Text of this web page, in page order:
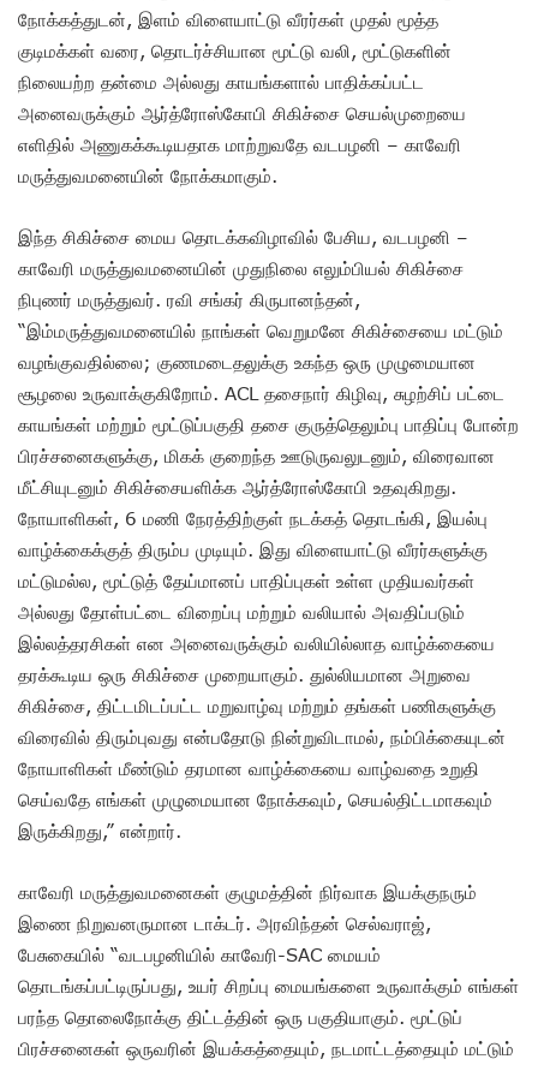
நோக்கத்துடன், இளம் விளையாட்டு வீரர்கள் முதல் மூத்த
குடிமக்கள் வரை, தொடர்ச்சியான மூட்டு வலி, மூட்டுகளின்
நிலையற்ற தன்மை அல்லது காயங்களால் பாதிக்கப்பட்ட
அனைவருக்கும் ஆர்த்ரோஸ்கோபி சிகிச்சை செயல்முறையை
எளிதில் அணுகக்கூடியதாக மாற்றுவதே வடபழனி – காவேரி
மருத்துவமனையின் நோக்கமாகும்.
இந்த சிகிச்சை மைய தொடக்கவிழாவில் பேசிய, வடபழனி –
காவேரி மருத்துவமனையின் முதுநிலை எலும்பியல் சிகிச்சை
நிபுணர் மருத்துவர். ரவி சங்கர் கிருபானந்தன்,
“இம்மருத்துவமனையில் நாங்கள் வெறுமனே சிகிச்சையை மட்டும்
வழங்குவதில்லை; குணமடைதலுக்கு உகந்த ஒரு முழுமையான
சூழலை உருவாக்குகிறோம். ACL தசைநார் கிழிவு, சுழற்சிப் பட்டை
காயங்கள் மற்றும் மூட்டுப்பகுதி தசை குருத்தெலும்பு பாதிப்பு போன்ற
பிரச்சனைகளுக்கு, மிகக் குறைந்த ஊடுருவலுடனும், விரைவான
மீட்சியுடனும் சிகிச்சையளிக்க ஆர்த்ரோஸ்கோபி உதவுகிறது.
நோயாளிகள், 6 மணி நேரத்திற்குள் நடக்கத் தொடங்கி, இயல்பு
வாழ்க்கைக்குத் திரும்ப முடியும். இது விளையாட்டு வீரர்களுக்கு
மட்டுமல்ல, மூட்டுத் தேய்மானப் பாதிப்புகள் உள்ள முதியவர்கள்
அல்லது தோள்பட்டை விறைப்பு மற்றும் வலியால் அவதிப்படும்
இல்லத்தரசிகள் என அனைவருக்கும் வலியில்லாத வாழ்க்கையை
தரக்கூடிய ஒரு சிகிச்சை முறையாகும். துல்லியமான அறுவை
சிகிச்சை, திட்டமிடப்பட்ட மறுவாழ்வு மற்றும் தங்கள் பணிகளுக்கு
விரைவில் திரும்புவது என்பதோடு நின்றுவிடாமல், நம்பிக்கையுடன்
நோயாளிகள் மீண்டும் தரமான வாழ்க்கையை வாழ்வதை உறுதி
செய்வதே எங்கள் முழுமையான நோக்கவும், செயல்திட்டமாகவும்
இருக்கிறது,” என்றார்.
காவேரி மருத்துவமனைகள் குழுமத்தின் நிர்வாக இயக்குநரும்
இணை நிறுவனருமான டாக்டர். அரவிந்தன் செல்வராஜ்,
பேசுகையில் “வடபழனியில் காவேரி-SAC மையம்
தொடங்கப்பட்டிருப்பது, உயர் சிறப்பு மையங்களை உருவாக்கும் எங்கள்
பரந்த தொலைநோக்கு திட்டத்தின் ஒரு பகுதியாகும். மூட்டுப்
பிரச்சனைகள் ஒருவரின் இயக்கத்தையும், நடமாட்டத்தையும் மட்டும்